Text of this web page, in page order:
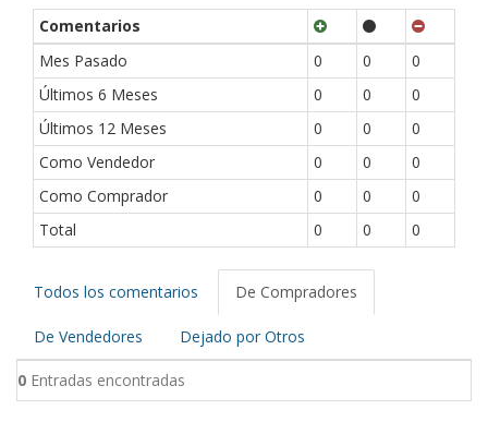
Comentarios
Mes Pasado
0 0
0
Últimos 6 Meses
0 0
0
Últimos 12 Meses
0 0
0
Como Vendedor
0 0
0
Como Comprador
0 0
0
Total
0 0 0
Todos los comentarios De Compradores
De Vendedores Dejado por Otros
0 Entradas encontradas